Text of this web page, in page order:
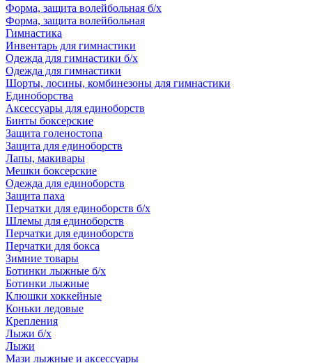
Форма, защита волейбольная б/х
Форма, защита волейбольная
Гимнастика
Инвентарь для гимнастики
Одежда для гимнастики б/х
Одежда для гимнастики
Шорты, лосины, комбинезоны для гимнастики
Единоборства
Аксессуары для единоборств
Бинты боксерские
Защита голеностопа
Защита для единоборств
Лапы, макивары
Мешки боксерские
Одежда для единоборств
Защита паха
Перчатки для единоборств б/х
Шлемы для единоборств
Перчатки для единоборств
Перчатки для бокса
Зимние товары
Ботинки лыжные б/х
Ботинки лыжные
Клюшки хоккейные
Коньки ледовые
Крепления
Лыжи б/х
Лыжи
Мази лыжные и аксессуары